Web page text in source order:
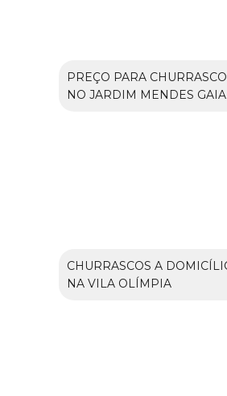
PREÇO PARA
NO JARDIM MENDES GAIA
CHURRASCOS A
NA VILA OLÍMPIA